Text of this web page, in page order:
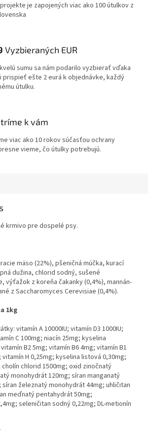
je zapojených viac ako 100 útulkov z
Vyzbieraných EUR
sumu sa nám podarilo vyzbierať vďaka
prispieť ešte 2 eurá k objednávke, každý
útulku.
k vám
viac ako 10 rokov súčasťou ochrany
vieme, čo útulky potrebujú.
krmivo pre dospelé psy.
mäso (22%), pšeničná múčka, kurací
dužina, chlorid sodný, sušené
výťažok z koreňa čakanky (0,4%), mannán-
z Saccharomyces Cerevisiae (0,4%).
1kg
vitamín A 10000IU; vitamín D3 1000IU;
C 100mg; niacín 25mg; kyselina
B2 5mg; vitamín B6 4mg; vitamín B1
H 0,25mg; kyselina listová 0,30mg;
cholín chlorid 1500mg; oxid zinočnatý
monohydrát 120mg; síran manganatý
železnatý monohydrát 44mg; uhličitan
meďnatý pentahydrát 50mg;
seleničitan sodný 0,22mg; DL-metionín